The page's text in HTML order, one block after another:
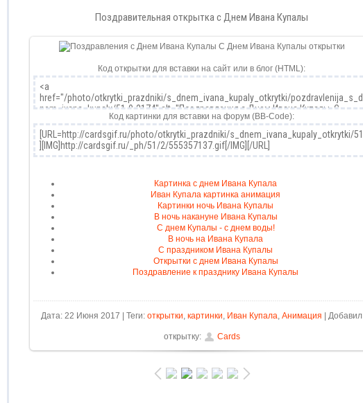
Поздравительная открытка с Днем Ивана Купалы
Код открытки для вставки на сайт или в блог (HTML):
Код картинки для вставки на форум (BB-Code):
Картинка с днем Ивана Купала
Иван Купала картинка анимация
Картинки ночь Ивана Купалы
В ночь накануне Ивана Купалы
С днем Купалы - с днем воды!
В ночь на Ивана Купала
С праздником Ивана Купалы
Открытки с днем Ивана Купалы
Поздравление к празднику Ивана Купалы
Дата: 22 Июня 2017 | Теги:открытки,картинки, Иван Купала,Анимация | Добавил
открытку: Cards